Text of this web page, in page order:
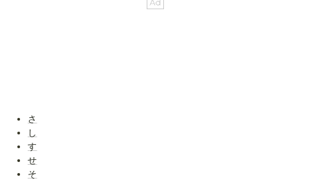
さ
し
す
せ
そ